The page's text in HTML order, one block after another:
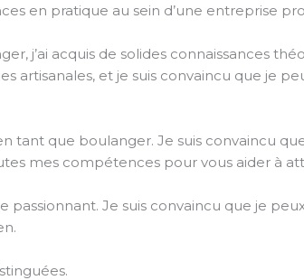
en pratique au sein d’une entreprise
j’ai acquis de solides connaissances
artisanales, et je suis convaincu que je
tant que boulanger. Je suis convaincu
mes compétences pour vous aider à
Je suis convaincu que je